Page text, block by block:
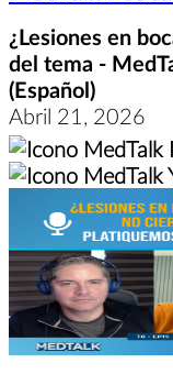
¿Lesiones en
del tema -
(Español)
Abril 21, 2026